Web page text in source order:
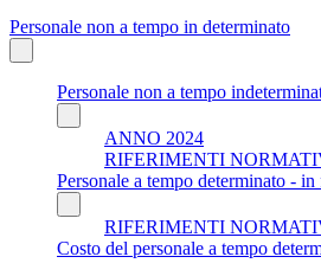
Personale non a tempo in determinato
Personale non a tempo
ANNO 2024
RIFERIMENTI
Personale a tempo determinato -
RIFERIMENTI
Costo del personale a tempo